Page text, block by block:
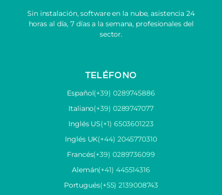
Sin instalación, software en la nube, asistencia 24
horas al día, 7 días a la semana, profesionales del
sector.
TELÉFONO
Español(+39) 0289745886
Italiano(+39) 0289747077
Inglés US(+1) 6503601223
Inglés UK(+44) 2045770310
Francés(+39) 0289736099
Alemán(+41) 445514316
Portugués(+55) 2139008743